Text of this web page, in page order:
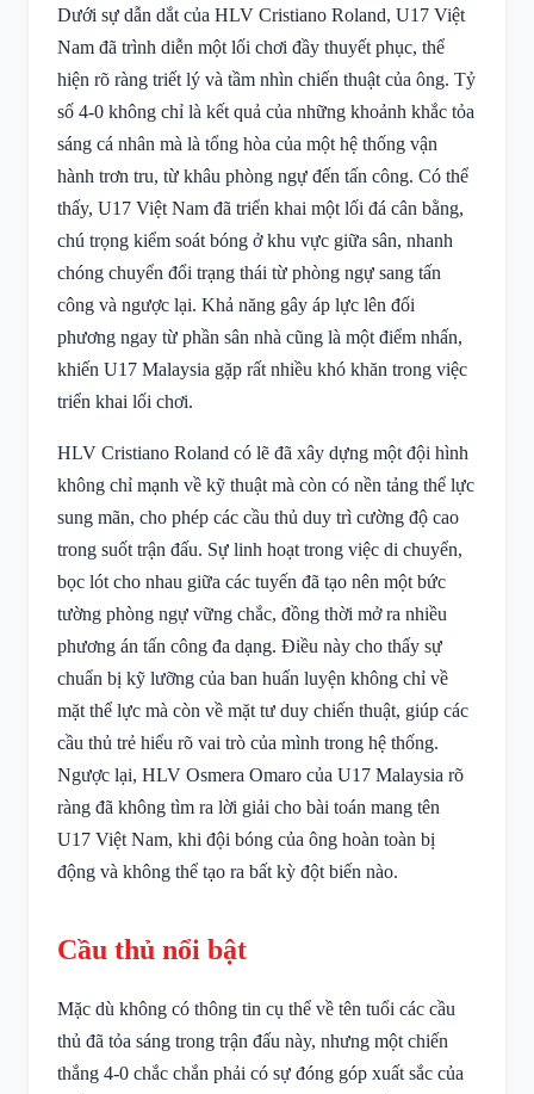
Dưới sự dẫn dắt của HLV Cristiano Roland, U17 Việt
Nam đã trình diễn một lối chơi đầy thuyết phục, thể
hiện rõ ràng triết lý và tầm nhìn chiến thuật của ông. Tỷ
số 4-0 không chỉ là kết quả của những khoảnh khắc tỏa
sáng cá nhân mà là tổng hòa của một hệ thống vận
hành trơn tru, từ khâu phòng ngự đến tấn công. Có thể
thấy, U17 Việt Nam đã triển khai một lối đá cân bằng,
chú trọng kiểm soát bóng ở khu vực giữa sân, nhanh
chóng chuyển đổi trạng thái từ phòng ngự sang tấn
công và ngược lại. Khả năng gây áp lực lên đối
phương ngay từ phần sân nhà cũng là một điểm nhấn,
khiến U17 Malaysia gặp rất nhiều khó khăn trong việc
triển khai lối chơi.
HLV Cristiano Roland có lẽ đã xây dựng một đội hình
không chỉ mạnh về kỹ thuật mà còn có nền tảng thể lực
sung mãn, cho phép các cầu thủ duy trì cường độ cao
trong suốt trận đấu. Sự linh hoạt trong việc di chuyển,
bọc lót cho nhau giữa các tuyến đã tạo nên một bức
tường phòng ngự vững chắc, đồng thời mở ra nhiều
phương án tấn công đa dạng. Điều này cho thấy sự
chuẩn bị kỹ lưỡng của ban huấn luyện không chỉ về
mặt thể lực mà còn về mặt tư duy chiến thuật, giúp các
cầu thủ trẻ hiểu rõ vai trò của mình trong hệ thống.
Ngược lại, HLV Osmera Omaro của U17 Malaysia rõ
ràng đã không tìm ra lời giải cho bài toán mang tên
U17 Việt Nam, khi đội bóng của ông hoàn toàn bị
động và không thể tạo ra bất kỳ đột biến nào.
Cầu thủ nổi bật
Mặc dù không có thông tin cụ thể về tên tuổi các cầu
thủ đã tỏa sáng trong trận đấu này, nhưng một chiến
thắng 4-0 chắc chắn phải có sự đóng góp xuất sắc của